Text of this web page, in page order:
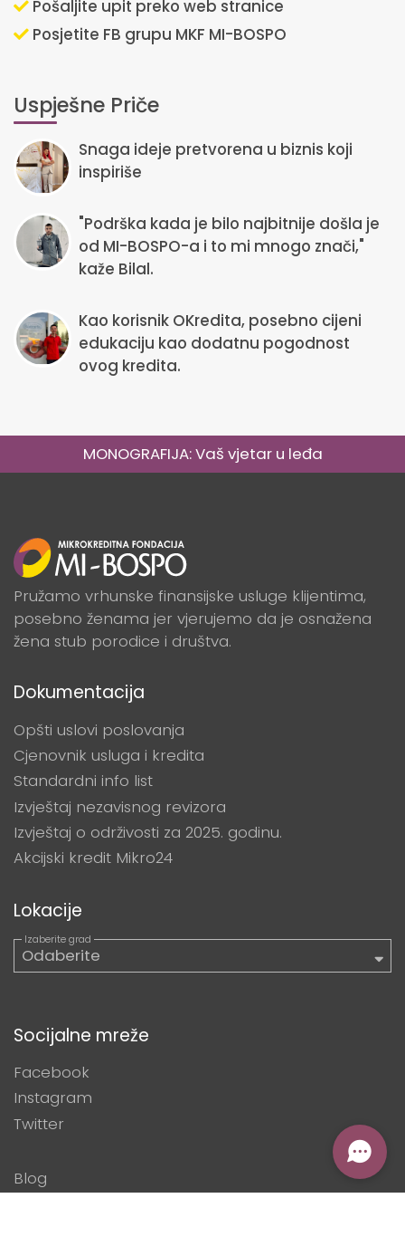
Pošaljite upit preko web stranice
Posjetite FB grupu MKF MI-BOSPO
Uspješne Priče
Snaga ideje pretvorena u biznis koji
inspiriše
"Podrška kada je bilo najbitnije došla je
od MI-BOSPO-a i to mi mnogo znači,"
kaže Bilal.
Kao korisnik OKredita, posebno cijeni
edukaciju kao dodatnu pogodnost
ovog kredita.
MONOGRAFIJA: Vaš vjetar u leđa
Pružamo vrhunske finansijske usluge klijentima,
posebno ženama jer vjerujemo da je osnažena
žena stub porodice i društva.
Dokumentacija
Opšti uslovi poslovanja
Cjenovnik usluga i kredita
Standardni info list
Izvještaj nezavisnog revizora
Izvještaj o održivosti za 2025. godinu.
Akcijski kredit Mikro24
Lokacije
Socijalne mreže
Facebook
Instagram
Twitter
Blog